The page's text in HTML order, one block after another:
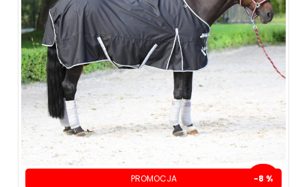
17.00 zł 19.90 zł
ZOBACZ WIĘCEJ
PROMOCJA -8 %